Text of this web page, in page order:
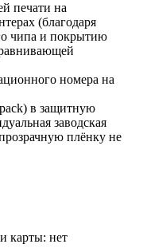
печати на
(благодаря
чипа и покрытию
номера на
в защитную
заводская
плёнку не
карты: нет